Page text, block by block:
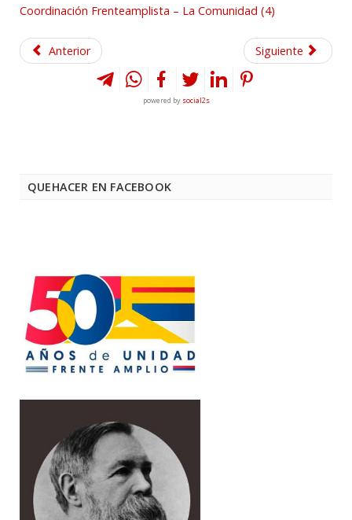
Coordinación Frenteamplista – La Comunidad (4)
Anterior Siguiente
powered by social2s
QUEHACER EN FACEBOOK